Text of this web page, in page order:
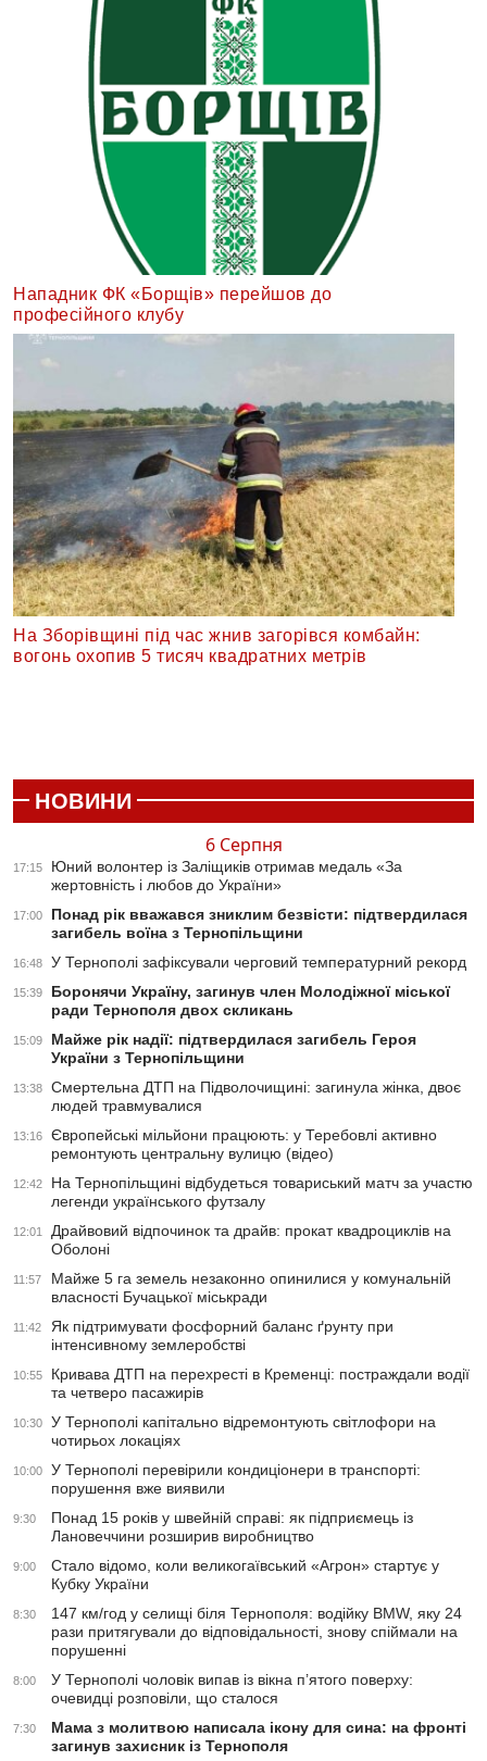
Нападник ФК «Борщів» перейшов до
професійного клубу
На Зборівщині під час жнив загорівся комбайн:
вогонь охопив 5 тисяч квадратних метрів
НОВИНИ
6 Серпня
17:15
Юний волонтер із Заліщиків отримав медаль «За
жертовність і любов до України»
17:00
Понад рік вважався зниклим безвісти: підтвердилася
загибель воїна з Тернопільщини
16:48 У Тернополі зафіксували черговий температурний рекорд
15:39
Боронячи Україну, загинув член Молодіжної міської
ради Тернополя двох скликань
15:09
Майже рік надії: підтвердилася загибель Героя
України з Тернопільщини
13:38
Смертельна ДТП на Підволочищині: загинула жінка, двоє
людей травмувалися
13:16
Європейські мільйони працюють: у Теребовлі активно
ремонтують центральну вулицю (відео)
12:42
На Тернопільщині відбудеться товариський матч за участю
легенди українського футзалу
12:01
Драйвовий відпочинок та драйв: прокат квадроциклів на
Оболоні
11:57
Майже 5 га земель незаконно опинилися у комунальній
власності Бучацької міськради
11:42
Як підтримувати фосфорний баланс ґрунту при
інтенсивному землеробстві
10:55
Кривава ДТП на перехресті в Кременці: постраждали водії
та четверо пасажирів
10:30
У Тернополі капітально відремонтують світлофори на
чотирьох локаціях
10:00
У Тернополі перевірили кондиціонери в транспорті:
порушення вже виявили
9:30
Понад 15 років у швейній справі: як підприємець із
Лановеччини розширив виробництво
9:00
Стало відомо, коли великогаївський «Агрон» стартує у
Кубку України
8:30
147 км/год у селищі біля Тернополя: водійку BMW, яку 24
рази притягували до відповідальності, знову спіймали на
порушенні
8:00
У Тернополі чоловік випав із вікна п’ятого поверху:
очевидці розповіли, що сталося
7:30
Мама з молитвою написала ікону для сина: на фронті
загинув захисник із Тернополя